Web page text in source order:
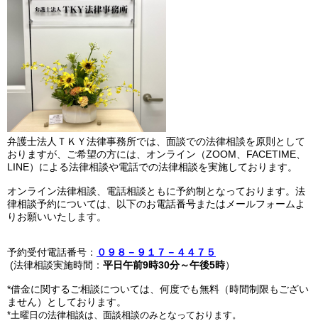
弁護士法人ＴＫＹ法律事務所では、面談での法律相談を原則として
おりますが、ご希望の方には、オンライン（ZOOM、FACETIME、
LINE）による法律相談や電話での法律相談を実施しております。
オンライン法律相談、電話相談ともに予約制となっております。法
律相談予約については、以下のお電話番号またはメールフォームよ
りお願いいたします。
予約受付電話番号： ０９８－９１７－４４７５
(法律相談実施時間： 平日午前9時30分～午後5時）
*借金に関するご相談については、何度でも無料（時間制限もござい
ません）としております。
*土曜日の法律相談は、面談相談のみとなっております。